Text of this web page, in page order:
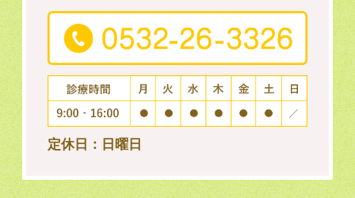
定休日：日曜日